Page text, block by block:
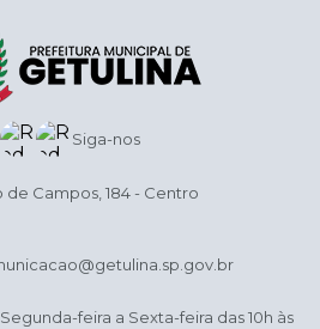
Siga-nos
Campos, 184 - Centro
feira a Sexta-feira das 10h às